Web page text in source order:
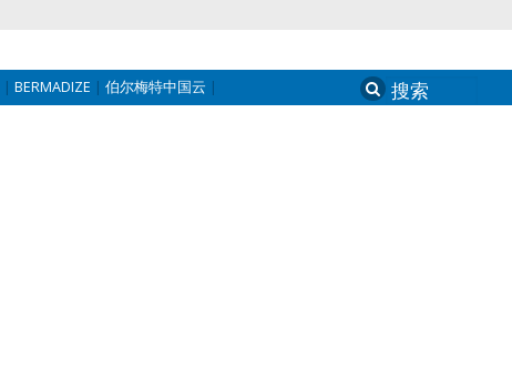
BERMADIZE 伯尔梅特中国云 Search
for: